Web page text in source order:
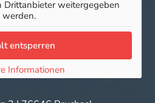
Drittanbieter weitergegeben
werden.
entsperren
Informationen